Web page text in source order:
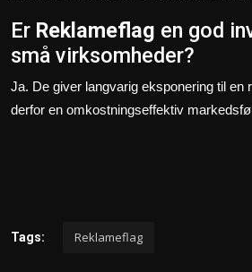
Er Reklameflag en god
små virksomheder?
Ja. De giver langvarig eksponering til en
derfor en omkostningseffektiv
Tags: Reklameflag